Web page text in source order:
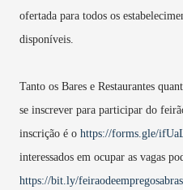
ofertada para todos os
disponíveis.
Tanto os Bares e Restaurantes
se inscrever para participar do
inscrição é o https://forms.gle/
interessados em ocupar as vagas
https://bit.ly/